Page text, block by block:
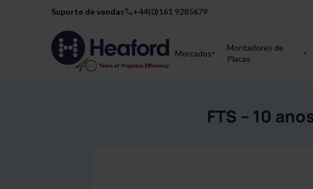
Suporte de vendas +44(0)161 9285679
Mercados
Montadores de
Placas
FTS – 10